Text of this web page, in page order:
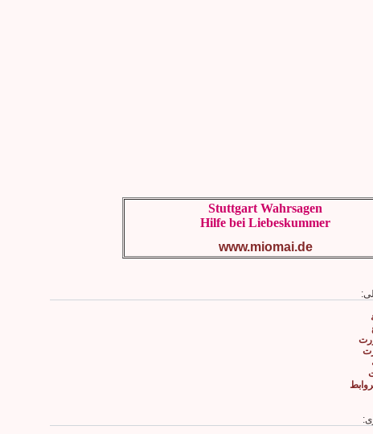
Stuttgart Wahrsagen
Hilfe bei Liebeskummer
www.miomai.de